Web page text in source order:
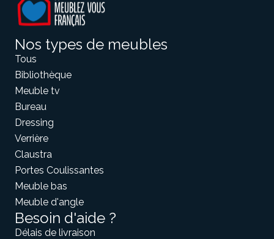
Nos types de meubles
Tous
Bibliothèque
Meuble tv
Bureau
Dressing
Verrière
Claustra
Portes Coulissantes
Meuble bas
Meuble d'angle
Besoin d'aide ?
Délais de livraison